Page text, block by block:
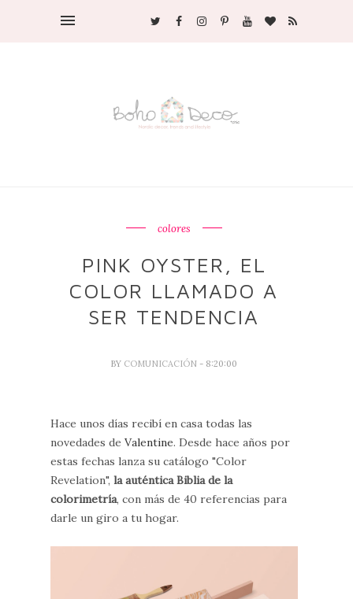
colores
PINK OYSTER, EL
COLOR LLAMADO A
SER TENDENCIA
BY COMUNICACIÓN - 8:20:00
Hace unos días recibí en casa todas las
novedades de Valentine. Desde hace años por
estas fechas lanza su catálogo "Color
Revelation", la auténtica Biblia de la
colorimetría, con más de 40 referencias para
darle un giro a tu hogar.